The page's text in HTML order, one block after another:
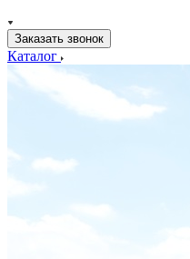
Заказать звонок
Каталог